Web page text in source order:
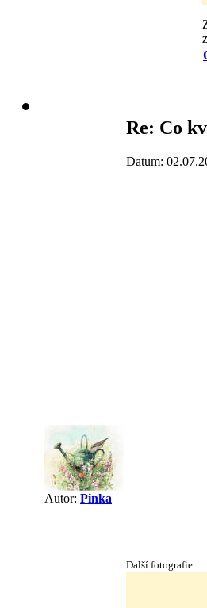
Autor: Pinka
Re: Co
Datum:
Další fotografie: